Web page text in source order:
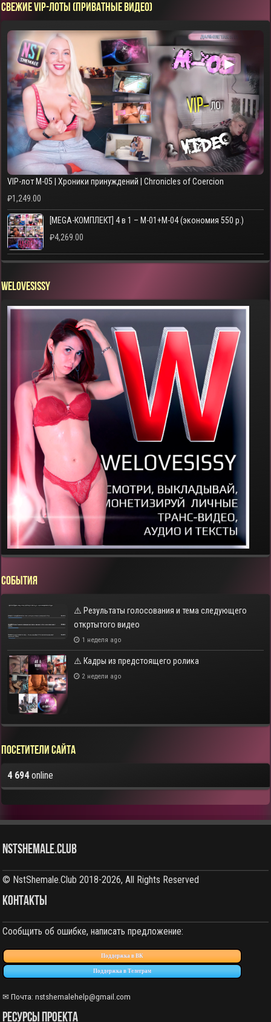
СВЕЖИЕ VIP-ЛОТЫ (ПРИВАТНЫЕ ВИДЕО)
▶
VIP-лот M-05 | Хроники принуждений | Chronicles of Coercion
₽1,249.00
[MEGA-КОМПЛЕКТ] 4 в 1 – M-01+M-04 (экономия 550 р.)
₽4,269.00
WELOVESISSY
СОБЫТИЯ
⚠️ Результаты голосования и тема следующего
откртытого видео
1 неделя ago
⚠️ Кадры из предстоящего ролика
2 недели ago
Посетители сайта
4 694online
NstShemale.Club
© NstShemale.Club 2018-2026, All Rights Reserved
КОНТАКТЫ
Сообщить об ошибке, написать предложение:
Поддержка в ВК
Поддержка в Телеграм
✉ Почта: nstshemalehelp@gmail.com
РЕСУРСЫ ПРОЕКТА